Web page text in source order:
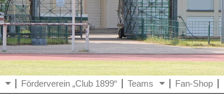
Förderverein „Club 1899“ Teams Fan-Shop